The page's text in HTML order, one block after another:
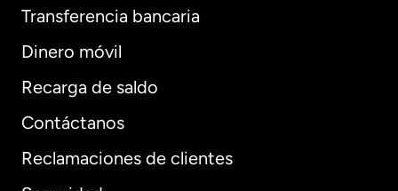
Transferencia bancaria
Dinero móvil
Recarga de saldo
Contáctanos
Reclamaciones de clientes